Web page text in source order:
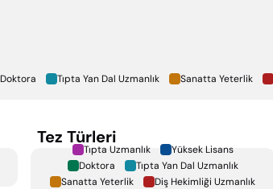
Doktora Tıpta Yan Dal Uzmanlık Sanatta Yeterlik
Tez Türleri
Tıpta Uzmanlık
Yüksek Lisans
Doktora
Tıpta Yan Dal Uzmanlık
Sanatta Yeterlik
Diş Hekimliği Uzmanlık